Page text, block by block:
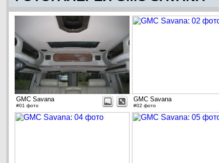
GMC Savana
#01 фото
GMC Savana
#02 фото